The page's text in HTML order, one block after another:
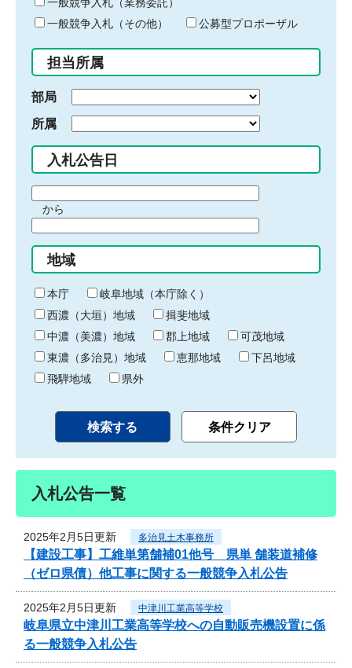
ー
ド
入
力
一般競争入札（その他）
公募型プロポーザル
担当所属
部局
所属
入札公告日
間
始
り
から
間
終
わ
り
地域
本庁
岐阜地域（本庁除く）
西濃（大垣）地域
揖斐地域
中濃（美濃）地域
郡上地域
可茂地域
東濃（多治見）地域
恵那地域
下呂地域
飛騨地域
県外
入札公告一覧
2025年2月5日更新 多治見土木事務所
【建設工事】工維単第舗補01他号 県単 舗装道補修
（ゼロ県債）他工事に関する一般競争入札公告
2025年2月5日更新 中津川工業高等学校
岐阜県立中津川工業高等学校への自動販売機設置に係
る一般競争入札公告